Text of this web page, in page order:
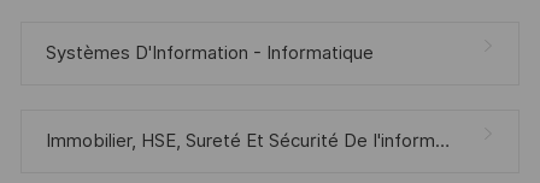
Systèmes D'Information - Informatique
Immobilier, HSE, Sureté Et Sécurité De I'information, Assistanat, Médico-Social